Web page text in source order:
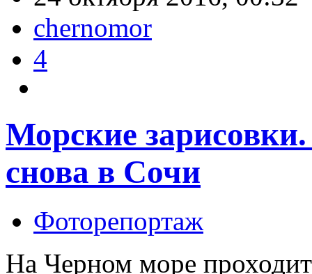
chernomor
4
Морские
снова в Сочи
Фоторепортаж
На Черном море проходит